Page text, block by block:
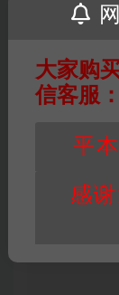
大家购
信客服
平
感